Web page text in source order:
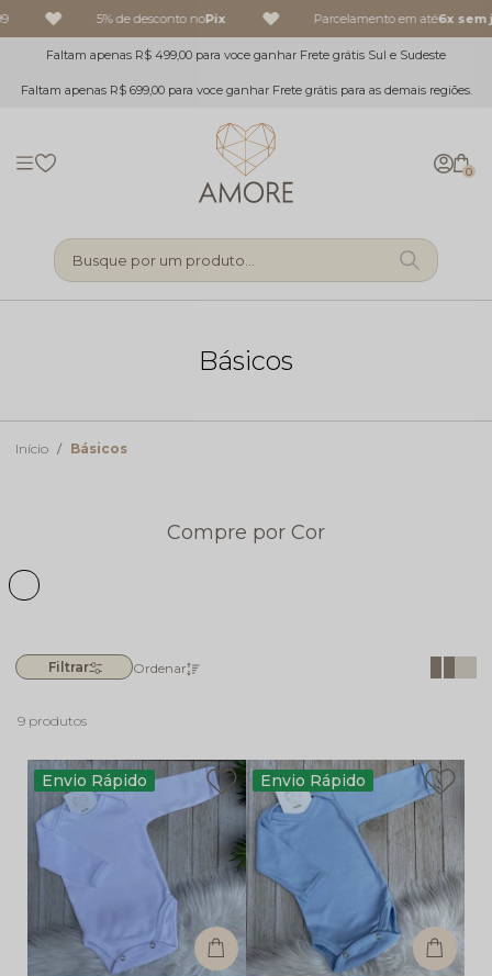
5% de desconto noPix Parcelamento em até6x sem
Faltam apenas R$ 499,00 para voce ganhar Frete grátis Sul e Sudeste
Faltam apenas R$ 699,00 para voce ganhar Frete grátis para as demais regiões.
0
Busque por um produto...
Básicos
Início Básicos
9 produtos
Envio Rápido Envio Rápido